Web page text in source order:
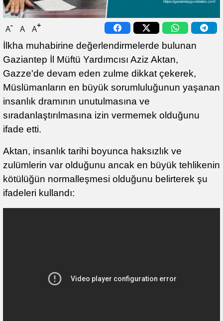
A- A A+
İlkha muhabirine değerlendirmelerde bulunan
Gaziantep İl Müftü Yardımcısı Aziz Aktan,
Gazze'de devam eden zulme dikkat çekerek,
Müslümanların en büyük sorumluluğunun yaşanan
insanlık dramının unutulmasına ve
sıradanlaştırılmasına izin vermemek olduğunu
ifade etti.
Aktan, insanlık tarihi boyunca haksızlık ve
zulümlerin var olduğunu ancak en büyük tehlikenin
kötülüğün normalleşmesi olduğunu belirterek şu
ifadeleri kullandı: